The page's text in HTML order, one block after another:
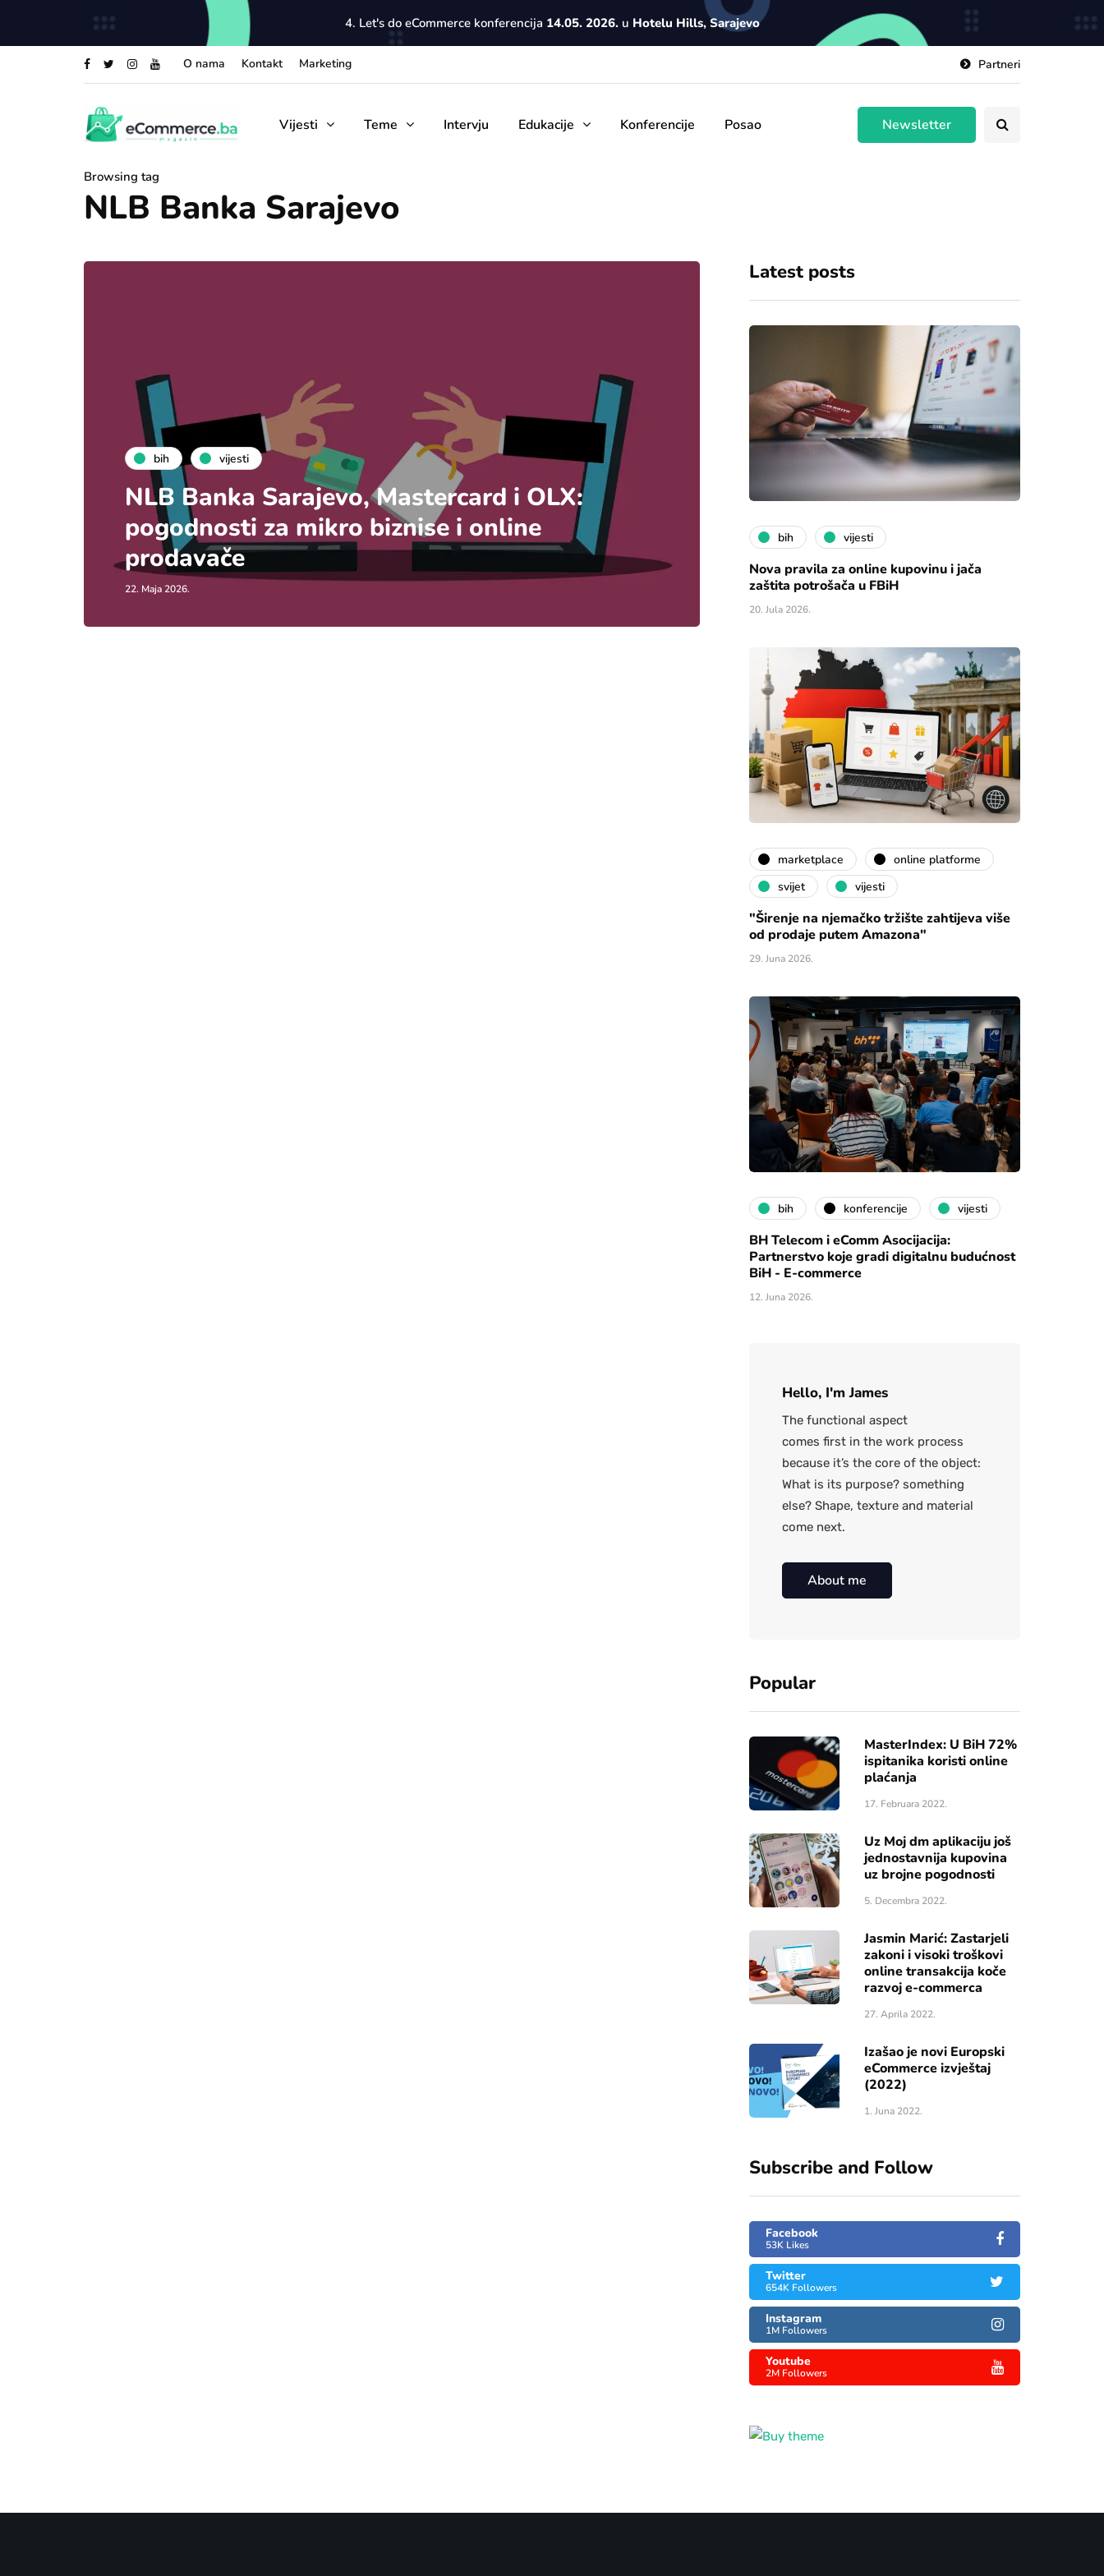
4. Let's do eCommerce konferencija 14.05. 2026.u Hotelu Hills, Sarajevo
O nama Kontakt Marketing Partneri
Vijesti Teme Intervju Edukacije Konferencije Posao Newsletter
Browsing tag
NLB Banka Sarajevo
bih vijesti
NLB Banka Sarajevo, Mastercard i OLX:
pogodnosti za mikro biznise i online
prodavače
22. Maja 2026.
Latest posts
bih vijesti
Nova pravila za online kupovinu i jača
zaštita potrošača u FBiH
20. Jula 2026.
marketplace
online platforme
svijet
vijesti
"Širenje na njemačko tržište zahtijeva više
od prodaje putem Amazona"
29. Juna 2026.
bih konferencije vijesti
BH Telecom i eComm Asocijacija:
Partnerstvo koje gradi digitalnu budućnost
BiH - E-commerce
12. Juna 2026.
Hello, I'm James
The functional aspect
comes first in the work process
because it’s the core of the object:
What is its purpose? something
else? Shape, texture and material
come next.
About me
Popular
MasterIndex: U BiH 72%
ispitanika koristi online
plaćanja
17. Februara 2022.
Uz Moj dm aplikaciju još
jednostavnija kupovina
uz brojne pogodnosti
5. Decembra 2022.
Jasmin Marić: Zastarjeli
zakoni i visoki troškovi
online transakcija koče
razvoj e-commerca
27. Aprila 2022.
Izašao je novi Europski
eCommerce izvještaj
(2022)
1. Juna 2022.
Subscribe and Follow
Facebook
53K Likes
Twitter
654K Followers
Instagram
1M Followers
Youtube
2M Followers